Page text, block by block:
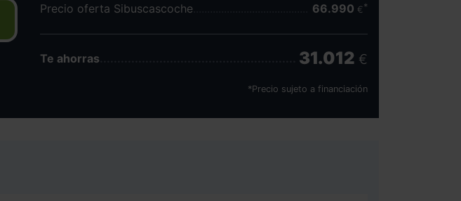
Precio oferta Sibuscascoche 66.990 €
Te ahorras 31.012 €
*Precio sujeto a financiación